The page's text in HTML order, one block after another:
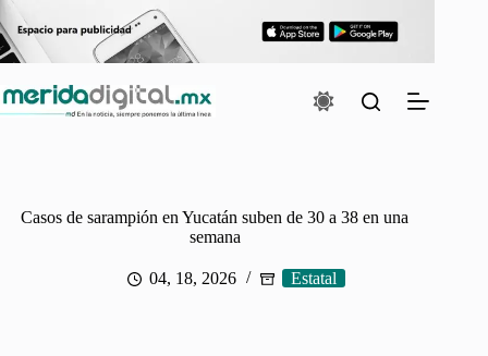
al
contenido
Casos de sarampión en Yucatán suben de 30 a 38 en una
semana
04, 18, 2026 Estatal